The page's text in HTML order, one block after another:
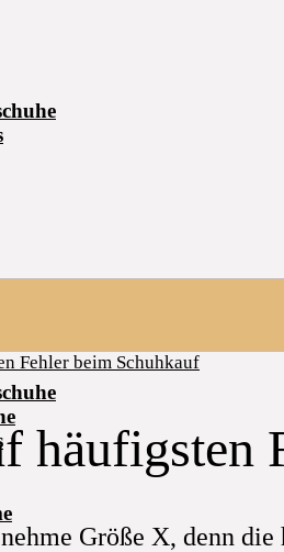
häufigsten
Größe X, denn